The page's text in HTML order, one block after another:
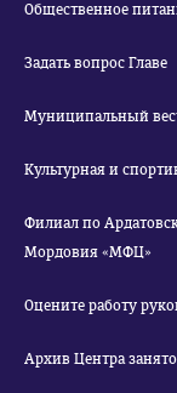
Общественное
Задать вопрос Главе
Муниципальный
Культурная и
Филиал по
Мордовия «МФЦ»
Оцените работу
Архив Центра